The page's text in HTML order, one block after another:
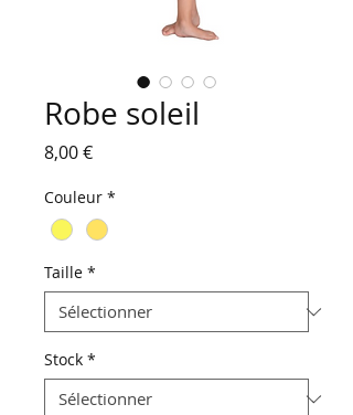
Robe soleil
8,00 €Prix
Couleur *
Taille *
Stock *